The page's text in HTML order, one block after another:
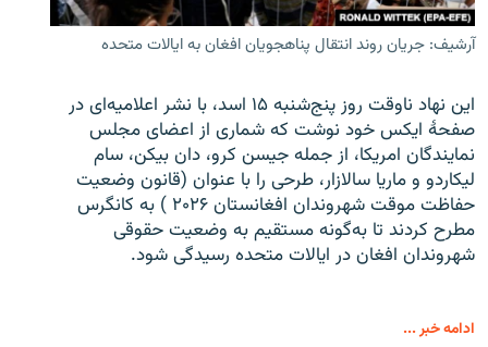
آرشیف: جریان روند انتقال پناهجویان افغان به ایالات متحده
این نهاد ناوقت روز پنج‌شنبه ۱۵ اسد، با نشر اعلامیه‌ای در
صفحۀ ایکس خود نوشت که شماری از اعضای مجلس
نمایندگان امریکا، از جمله جیسن کرو، دان بیکن، سام
لیکاردو و ماریا سالازار، طرحی را با عنوان (قانون وضعیت
حفاظت موقت شهروندان افغانستان ۲۰۲۶ ) به کانگرس
مطرح کردند تا به‌گونه مستقیم به وضعیت حقوقی
شهروندان افغان در ایالات متحده رسیدگی شود.
ادامه خبر ...